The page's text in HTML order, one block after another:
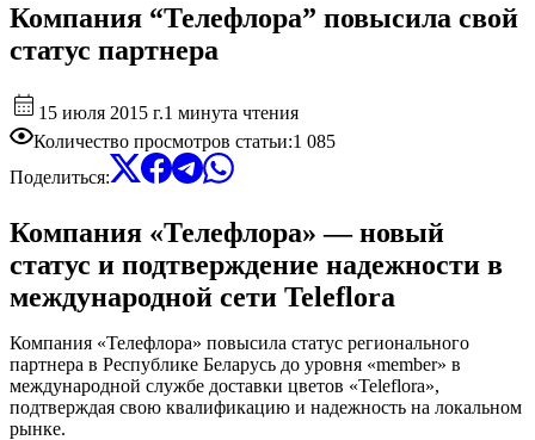
Компания “Телефлора” повысила свой
статус партнера
15 июля 2015 г.1 минута чтения
Количество просмотров статьи:1 085
Поделиться:
Компания «Телефлора» — новый
статус и подтверждение надежности в
международной сети Teleflora
Компания «Телефлора» повысила статус регионального
партнера в Республике Беларусь до уровня «member» в
международной службе доставки цветов «Teleflora»,
подтверждая свою квалификацию и надежность на локальном
рынке.